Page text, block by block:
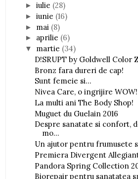
►iulie (28)
►iunie (16)
► mai (8)
► aprilie (6)
▼ martie (34)
D!SRUPT by Goldwell Color
Bronz fara dureri de cap!
Sunt femeie si...
Nivea Care, o ingrijire WOW!
La multi ani The Body Shop!
Muguet du Guelain 2016
Despre sanatate si confort,
mo...
Un ajutor pentru frumusete
Premiera Divergent
Pandora Spring Collection
Biorepair pentru sanatatea